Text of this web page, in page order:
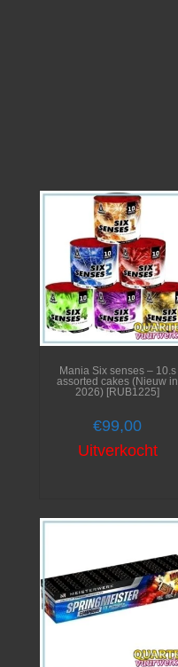
Mania Six senses – 10.s
assorted cakes (Nieuw in
2026) [RUB1225]
€99,00
Uitverkocht